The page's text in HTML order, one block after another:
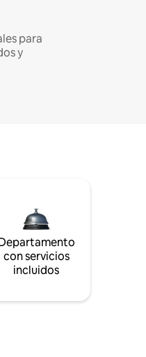
para
y
con servicios
incluidos